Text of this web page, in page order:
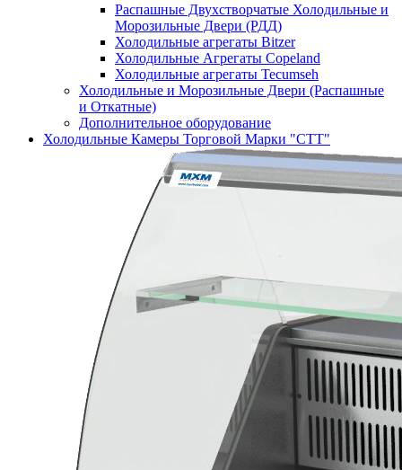
Распашные Двухстворчатые Холодильные и
Морозильные Двери (РДД)
Холодильные агрегаты Bitzer
Холодильные Агрегаты Copeland
Холодильные агрегаты Tecumseh
Холодильные и Морозильные Двери (Распашные
и Откатные)
Дополнительное оборудование
Холодильные Камеры Торговой Марки "СТТ"